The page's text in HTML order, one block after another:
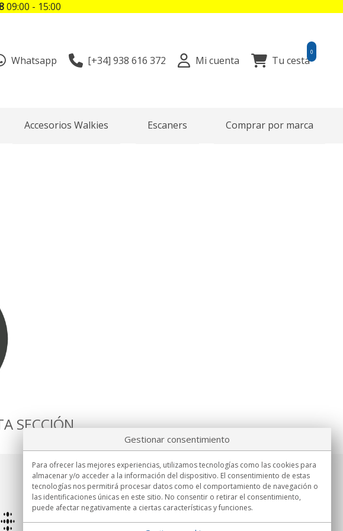
Whatsapp [+34] 938 616 372 Mi cuenta Tu cesta
0
Accesorios Walkies Escaners Comprar por marca
SECCIÓN
Información
Lu.-Vi. 9:00h - 15:00h.
Entrega en
Gestionar consentimiento
Para ofrecer las mejores experiencias, utilizamos tecnologías como las cookies para
almacenar y/o acceder a la información del dispositivo. El consentimiento de estas
tecnologías nos permitirá procesar datos como el comportamiento de navegación o
las identificaciones únicas en este sitio. No consentir o retirar el consentimiento,
puede afectar negativamente a ciertas características y funciones.
09:00 - 15:00